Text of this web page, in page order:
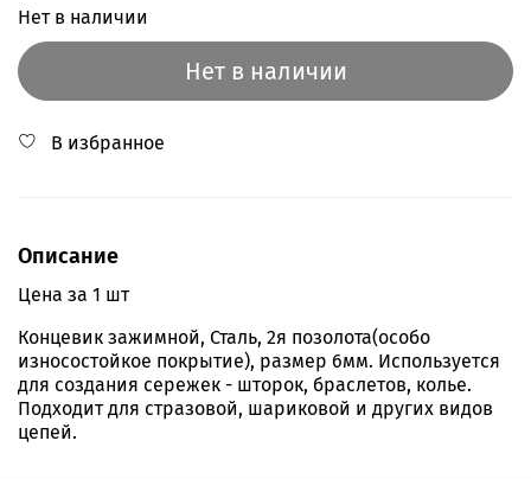
Нет в наличии
Нет в наличии
В избранное
Описание
Цена за 1 шт
Концевик зажимной, Сталь, 2я позолота(особо
износостойкое покрытие), размер 6мм. Используется
для создания сережек - шторок, браслетов, колье.
Подходит для стразовой, шариковой и других видов
цепей.